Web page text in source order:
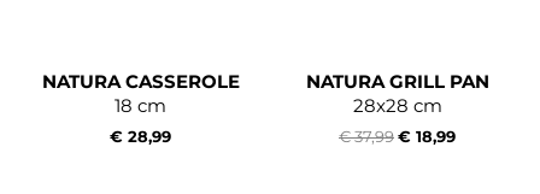
NATURA CASSEROLE
18 cm
€ 28,99
NATURA GRILL PAN
28x28 cm
€ 37,99€ 18,99